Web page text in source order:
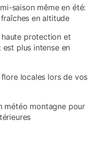
saison même en été:
en altitude
protection et
plus intense en
locales lors de vos
météo montagne pour